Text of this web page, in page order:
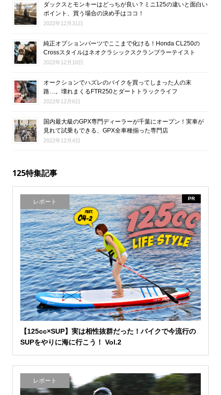
ダックスとモンキーはどっちが良い？ミニ125の違いと面白い
ポイント、買う場合の決め手はココ！
2022年12月31日
純正オプションパーツでここまで化ける！Honda CL250の
Crossスタイルはネオクラシックスクランブラーテイスト
2022年12月10日
オークションでハズレのバイクを買ってしまった人の末
路…。壊れまくるFTR250とダートトラックライフ
2022年12月6日
国内最大級のGPX専門ディーラーが千葉にオープン！実車が
見れて試乗もできる、GPX全車種揃った専門店
2022年12月4日
125特集記事
レポート PR
【125cc×SUP】実は相性抜群だった！バイクで今流行の
SUPをやりに海に行こう！ Vol.2
レポート